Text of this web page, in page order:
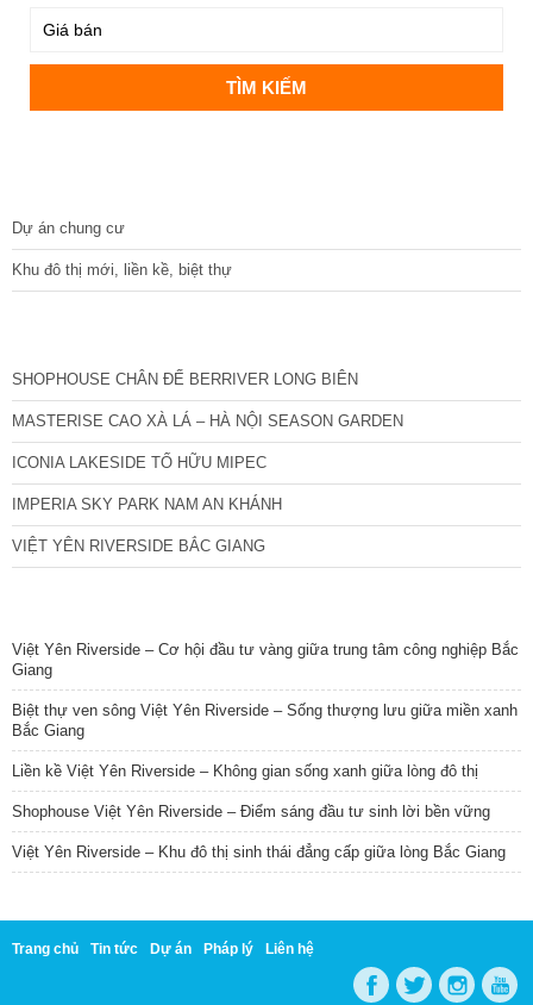
Dự án chung cư
Khu đô thị mới, liền kề, biệt thự
SHOPHOUSE CHÂN ĐẾ BERRIVER LONG BIÊN
MASTERISE CAO XÀ LÁ – HÀ NỘI SEASON GARDEN
ICONIA LAKESIDE TỐ HỮU MIPEC
IMPERIA SKY PARK NAM AN KHÁNH
VIỆT YÊN RIVERSIDE BẮC GIANG
Việt Yên Riverside – Cơ hội đầu tư vàng giữa trung tâm công nghiệp Bắc
Giang
Biệt thự ven sông Việt Yên Riverside – Sống thượng lưu giữa miền xanh
Bắc Giang
Liền kề Việt Yên Riverside – Không gian sống xanh giữa lòng đô thị
Shophouse Việt Yên Riverside – Điểm sáng đầu tư sinh lời bền vững
Việt Yên Riverside – Khu đô thị sinh thái đẳng cấp giữa lòng Bắc Giang
Trang chủ Tin tức Dự án Pháp lý Liên hệ